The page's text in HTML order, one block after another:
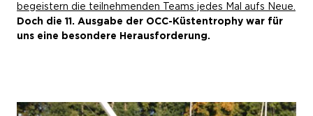
begeistern die teilnehmenden Teams jedes Mal aufs Neue.
Doch die 11. Ausgabe der OCC-Küstentrophy war für
uns eine besondere Herausforderung.